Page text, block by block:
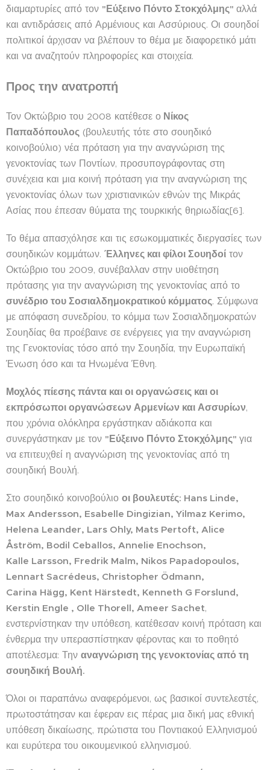
διαμαρτυρίες από τον "Εύξεινο Πόντο Στοκχόλμης" αλλά
και αντιδράσεις από Αρμένιους και Ασσύριους. Οι σουηδοί
πολιτικοί άρχισαν να βλέπουν το θέμα με διαφορετικό μάτι
και να αναζητούν πληροφορίες και στοιχεία.
Προς την ανατροπή
Τον Οκτώβριο του 2008 κατέθεσε ο Νίκος
Παπαδόπουλος (βουλευτής τότε στο σουηδικό
κοινοβούλιο) νέα πρόταση για την αναγνώριση της
γενοκτονίας των Ποντίων, προσυπογράφοντας στη
συνέχεια και μια κοινή πρόταση για την αναγνώριση της
γενοκτονίας όλων των χριστιανικών εθνών της Μικράς
Ασίας που έπεσαν θύματα της τουρκικής θηριωδίας[6].
Το θέμα απασχόλησε και τις εσωκομματικές διεργασίες των
σουηδικών κομμάτων. Έλληνες και φίλοι Σουηδοί τον
Οκτώβριο του 2009, συνέβαλλαν στην υιοθέτηση
πρότασης για την αναγνώριση της γενοκτονίας από το
συνέδριο του Σοσιαλδημοκρατικού κόμματος. Σύμφωνα
με απόφαση συνεδρίου, το κόμμα των Σοσιαλδημοκρατών
Σουηδίας θα προέβαινε σε ενέργειες για την αναγνώριση
της Γενοκτονίας τόσο από την Σουηδία, την Ευρωπαϊκή
Ένωση όσο και τα Ηνωμένα Έθνη.
Μοχλός πίεσης πάντα και οι οργανώσεις και οι
εκπρόσωποι οργανώσεων Αρμενίων και Ασσυρίων,
που χρόνια ολόκληρα εργάστηκαν αδιάκοπα και
συνεργάστηκαν με τον "Εύξεινο Πόντο Στοκχόλμης" για
να επιτευχθεί η αναγνώριση της γενοκτονίας από τη
σουηδική Βουλή.
Στο σουηδικό κοινοβούλιο οι βουλευτές: Hans Linde,
Max Andersson, Esabelle Dingizian, Yilmaz Kerimo,
Helena Leander, Lars Ohly, Mats Pertoft, Alice
Åström, Bodil Ceballos, Annelie Enochson,
Kalle Larsson, Fredrik Malm, Nikos Papadopoulos,
Lennart Sacrédeus, Christopher Ödmann,
Carina Hägg, Kent Härstedt, Kenneth G Forslund,
Kerstin Engle , Olle Thorell, Ameer Sachet,
ενστερνίστηκαν την υπόθεση, κατέθεσαν κοινή πρόταση και
ένθερμα την υπερασπίστηκαν φέροντας και το ποθητό
αποτέλεσμα: Την αναγνώριση της γενοκτονίας από τη
σουηδική Βουλή.
Όλοι οι παραπάνω αναφερόμενοι, ως βασικοί συντελεστές,
πρωτοστάτησαν και έφεραν εις πέρας μια δική μας εθνική
υπόθεση δικαίωσης, πρώτιστα του Ποντιακού Ελληνισμού
και ευρύτερα του οικουμενικού ελληνισμού.